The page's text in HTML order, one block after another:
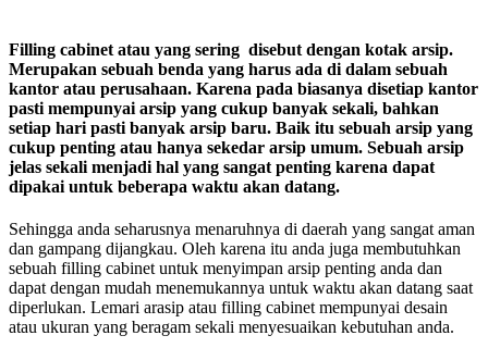
Filling cabinet atau yang sering disebut dengan kotak arsip.
Merupakan sebuah benda yang harus ada di dalam sebuah
kantor atau perusahaan. Karena pada biasanya disetiap kantor
pasti mempunyai arsip yang cukup banyak sekali, bahkan
setiap hari pasti banyak arsip baru. Baik itu sebuah arsip yang
cukup penting atau hanya sekedar arsip umum. Sebuah arsip
jelas sekali menjadi hal yang sangat penting karena dapat
dipakai untuk beberapa waktu akan datang.
Sehingga anda seharusnya menaruhnya di daerah yang sangat aman
dan gampang dijangkau. Oleh karena itu anda juga membutuhkan
sebuah filling cabinet untuk menyimpan arsip penting anda dan
dapat dengan mudah menemukannya untuk waktu akan datang saat
diperlukan. Lemari arasip atau filling cabinet mempunyai desain
atau ukuran yang beragam sekali menyesuaikan kebutuhan anda.